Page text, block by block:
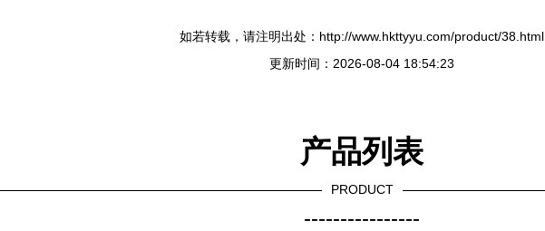
如若转载，请注明出处：http://www.hkttyyu.com/product/38.html
更新时间：2026-08-04 18:54:23
产品列表
PRODUCT
----------------